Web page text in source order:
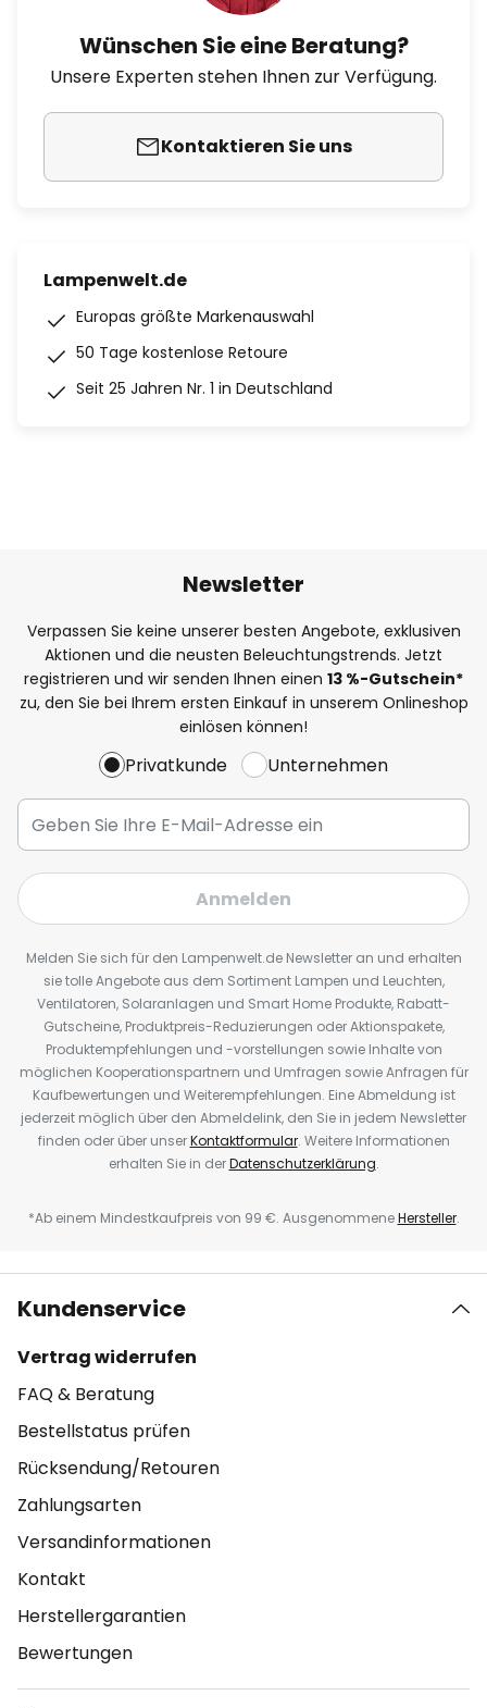
Wünschen Sie eine Beratung?
Unsere Experten stehen Ihnen zur Verfügung.
Kontaktieren Sie uns
Lampenwelt.de
Europas größte Markenauswahl
50 Tage kostenlose Retoure
Seit 25 Jahren Nr. 1 in Deutschland
Newsletter
Verpassen Sie keine unserer besten Angebote, exklusiven
Aktionen und die neusten Beleuchtungstrends. Jetzt
registrieren und wir senden Ihnen einen 13 %-Gutschein*
zu, den Sie bei Ihrem ersten Einkauf in unserem Onlineshop
einlösen können!
Privatkunde Unternehmen
Anmelden
Melden Sie sich für den Lampenwelt.de Newsletter an und erhalten
sie tolle Angebote aus dem Sortiment Lampen und Leuchten,
Ventilatoren, Solaranlagen und Smart Home Produkte, Rabatt-
Gutscheine, Produktpreis-Reduzierungen oder Aktionspakete,
Produktempfehlungen und -vorstellungen sowie Inhalte von
möglichen Kooperationspartnern und Umfragen sowie Anfragen für
Kaufbewertungen und Weiterempfehlungen. Eine Abmeldung ist
jederzeit möglich über den Abmeldelink, den Sie in jedem Newsletter
finden oder über unserKontaktformular. Weitere Informationen
erhalten Sie in derDatenschutzerklärung.
*Ab einem Mindestkaufpreis von 99 €. AusgenommeneHersteller.
Kundenservice
Vertrag widerrufen
FAQ & Beratung
Bestellstatus prüfen
Rücksendung/Retouren
Zahlungsarten
Versandinformationen
Kontakt
Herstellergarantien
Bewertungen